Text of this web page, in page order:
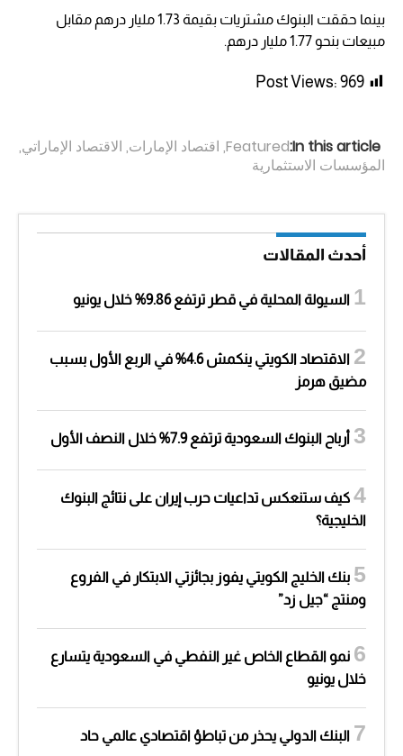
بينما حققت البنوك مشتريات بقيمة 1.73 مليار درهم مقابل
مبيعات بنحو 1.77 مليار درهم.
Post Views: 969
In this article:
Featured
, اقتصاد الإمارات, الاقتصاد الإماراتي,
المؤسسات الاستثمارية
أحدث المقالات
السيولة المحلية في قطر ترتفع 9.86% خلال يونيو
الاقتصاد الكويتي ينكمش 4.6% في الربع الأول بسبب
مضيق هرمز
أرباح البنوك السعودية ترتفع 7.9% خلال النصف الأول
كيف ستنعكس تداعيات حرب إيران على نتائج البنوك
الخليجية؟
بنك الخليج الكويتي يفوز بجائزتي الابتكار في الفروع
ومنتج “جيل زد”
نمو القطاع الخاص غير النفطي في السعودية يتسارع
خلال يونيو
البنك الدولي يحذر من تباطؤ اقتصادي عالمي حاد